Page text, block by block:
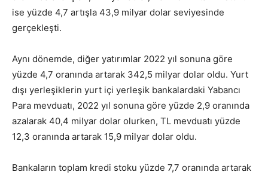
ise yüzde 4,7 artışla 43,9 milyar dolar seviyesinde
gerçekleşti.
Aynı dönemde, diğer yatırımlar 2022 yıl sonuna göre
yüzde 4,7 oranında artarak 342,5 milyar dolar oldu. Yurt
dışı yerleşiklerin yurt içi yerleşik bankalardaki Yabancı
Para mevduatı, 2022 yıl sonuna göre yüzde 2,9 oranında
azalarak 40,4 milyar dolar olurken, TL mevduatı yüzde
12,3 oranında artarak 15,9 milyar dolar oldu.
Bankaların toplam kredi stoku yüzde 7,7 oranında artarak